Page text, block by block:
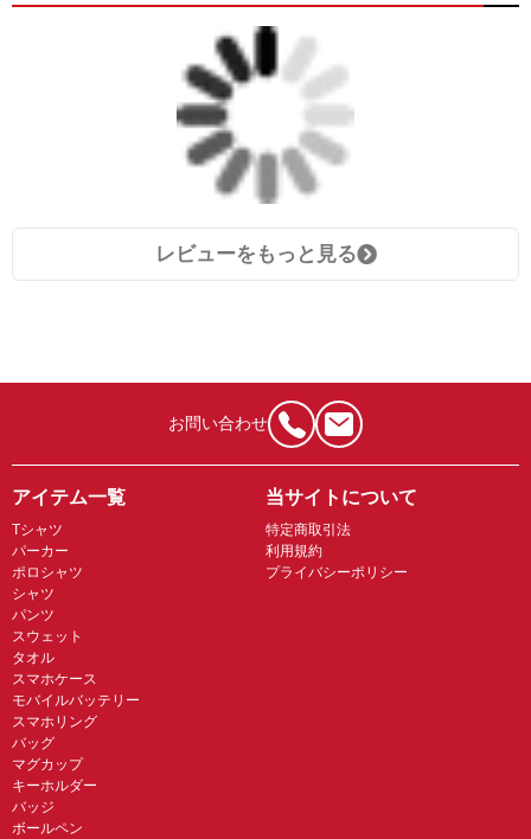
レビューをもっと見る
お問い合わせ
アイテム一覧
Tシャツ
パーカー
ポロシャツ
シャツ
パンツ
スウェット
タオル
スマホケース
モバイルバッテリー
スマホリング
バッグ
マグカップ
キーホルダー
バッジ
ボールペン
当サイトについて
特定商取引法
利用規約
プライバシーポリシー